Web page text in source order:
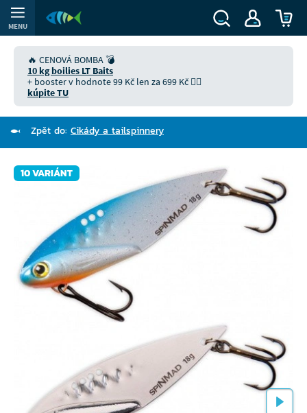
MENU
🔥 CENOVÁ BOMBA 💣
10 kg boilies LT Baits
+ booster v hodnote 99 Kč len za 699 Kč 👉🏻
kúpite TU
Zpět do: Cikády a tailspinnery
10 VARIÁNT